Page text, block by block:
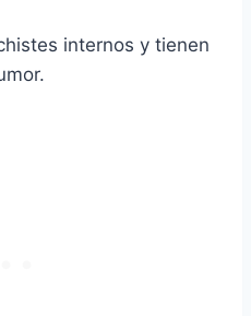
internos y tienen